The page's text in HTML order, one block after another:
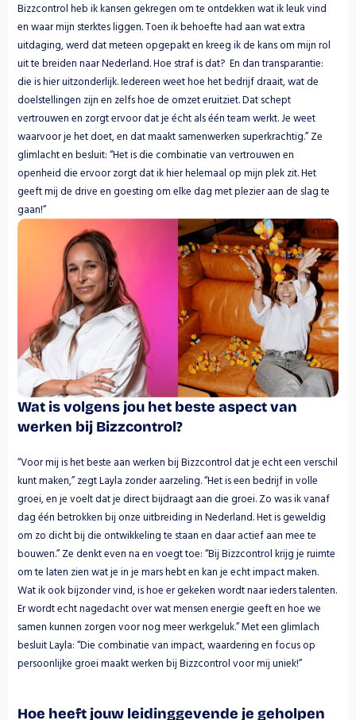
Bizzcontrol heb ik kansen gekregen om te ontdekken wat ik leuk vind
en waar mijn sterktes liggen. Toen ik behoefte had aan wat extra
uitdaging, werd dat meteen opgepakt en kreeg ik de kans om mijn rol
uit te breiden naar Nederland. Hoe straf is dat?  En dan transparantie:
die is hier uitzonderlijk. Iedereen weet hoe het bedrijf draait, wat de
doelstellingen zijn en zelfs hoe de omzet eruitziet. Dat schept
vertrouwen en zorgt ervoor dat je écht als één team werkt. Je weet
waarvoor je het doet, en dat maakt samenwerken superkrachtig.” Ze
glimlacht en besluit: “Het is die combinatie van vertrouwen en
openheid die ervoor zorgt dat ik hier helemaal op mijn plek zit. Het
geeft mij de drive en goesting om elke dag met plezier aan de slag te
gaan!”
Wat is volgens jou het beste aspect van
werken bij Bizzcontrol?
“Voor mij is het beste aan werken bij Bizzcontrol dat je echt een verschil
kunt maken,” zegt Layla zonder aarzeling. “Het is een bedrijf in volle
groei, en je voelt dat je direct bijdraagt aan die groei. Zo was ik vanaf
dag één betrokken bij onze uitbreiding in Nederland. Het is geweldig
om zo dicht bij die ontwikkeling te staan en daar actief aan mee te
bouwen.” Ze denkt even na en voegt toe: “Bij Bizzcontrol krijg je ruimte
om te laten zien wat je in je mars hebt en kan je echt impact maken.
Wat ik ook bijzonder vind, is hoe er gekeken wordt naar ieders talenten.
Er wordt echt nagedacht over wat mensen energie geeft en hoe we
samen kunnen zorgen voor nog meer werkgeluk.” Met een glimlach
besluit Layla: “Die combinatie van impact, waardering en focus op
persoonlijke groei maakt werken bij Bizzcontrol voor mij uniek!”
Hoe heeft jouw leidinggevende je geholpen